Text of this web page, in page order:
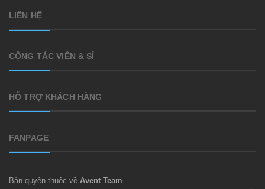
LIÊN HỆ
CỘNG TÁC VIÊN & SỈ
HỖ TRỢ KHÁCH HÀNG
FANPAGE
Bản quyền thuộc về Avent Team